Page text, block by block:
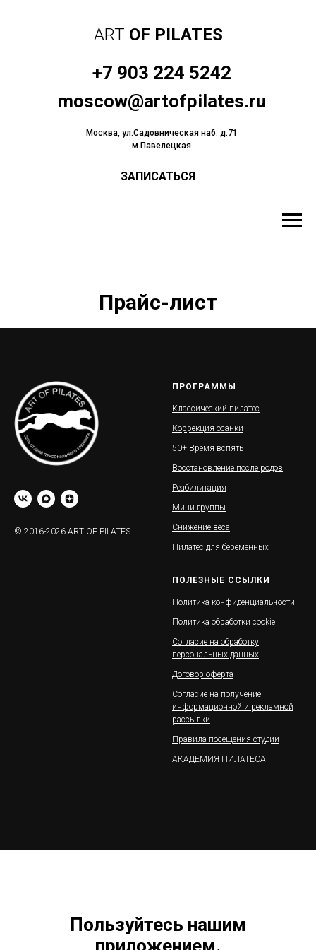
ART OF PILATES
+7 903 224 5242
moscow@artofpilates.ru
Москва, ул.Садовническая наб. д.71
м.Павелецкая
ЗАПИСАТЬСЯ
Прайс-лист
© 2016-2026 ART OF PILATES
ПРОГРАММЫ
Классический пилатес
Коррекция осанки
50+ Время вспять
Восстановление после родов
Реабилитация
Мини группы
Снижение веса
Пилатес для беременных
ПОЛЕЗНЫЕ ССЫЛКИ
Политика конфиденциальности
Политика обработки cookie
Согласие на обработку
персональных данных
Договор оферта
Согласие на получение
информационной и рекламной
рассылки
Правила посещения студии
АКАДЕМИЯ ПИЛАТЕСА
Пользуйтесь нашим
приложением.